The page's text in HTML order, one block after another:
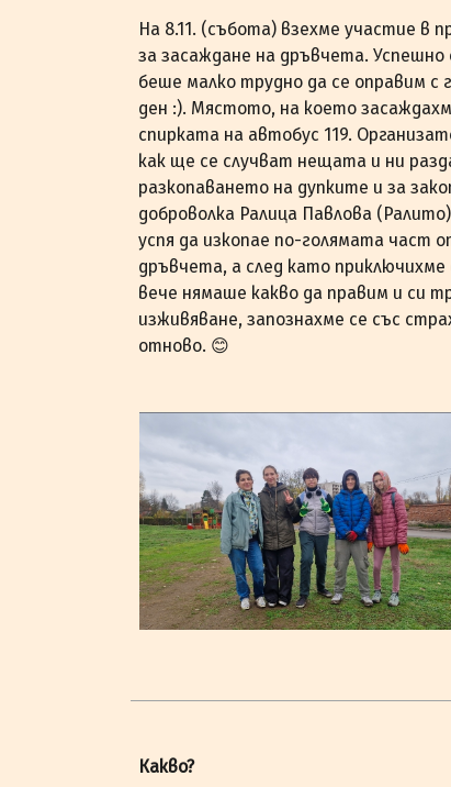
На 8.11. (събота) взехме участие в
за засаждане на дръвчета.
беше малко трудно да се оправим с
ден :). Мястото, на което
спирката на автобус 119.
как ще се случват нещата и ни
разкопаването на дупките и за
доброволка Ралица Павлова
успя да изкопае по-голямата част
дръвчета, а след като
вече нямаше какво да правим и си
изживяване, запознахме се със
отново. 😊
Какво?